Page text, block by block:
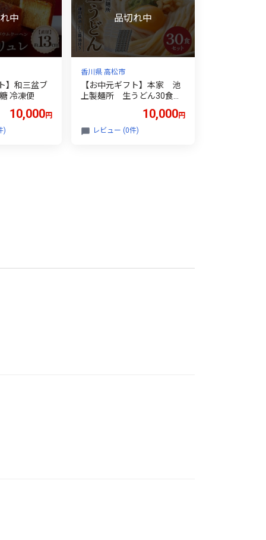
】和三盆ブ
冷凍便
10,000円
)
香川県 高松市
【お中元ギフト】本家 池
上製麺所 生うどん30食
10,000円
レビュー (0件)